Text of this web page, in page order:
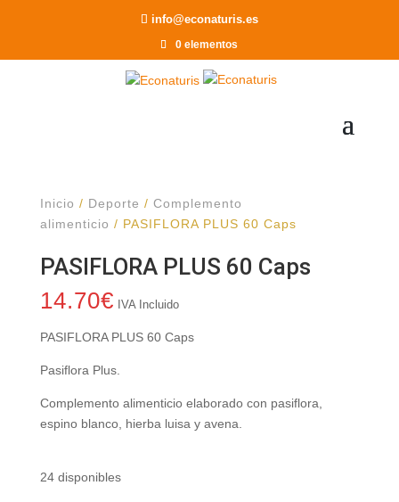
info@econaturis.es
0 elementos
Inicio / Deporte / Complemento
alimenticio / PASIFLORA PLUS 60 Caps
PASIFLORA PLUS 60 Caps
14.70€ IVA Incluido
PASIFLORA PLUS 60 Caps
Pasiflora Plus.
Complemento alimenticio elaborado con pasiflora,
espino blanco, hierba luisa y avena.
24 disponibles